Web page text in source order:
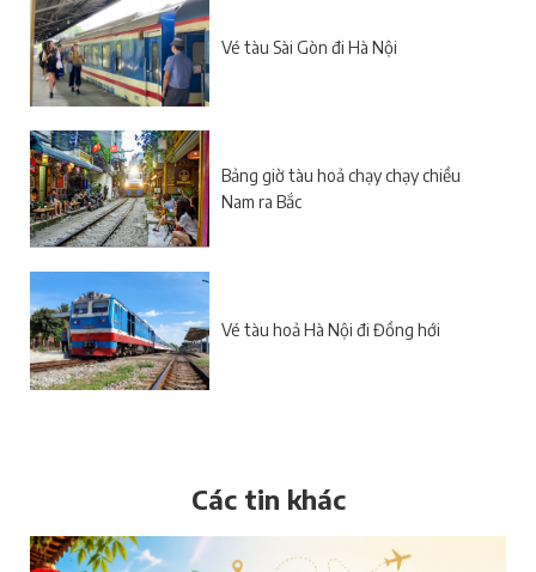
Vé tàu Sài Gòn đi Hà Nội
Bảng giờ tàu hoả chạy chạy chiều
Nam ra Bắc
Vé tàu hoả Hà Nội đi Đồng hới
Các tin khác